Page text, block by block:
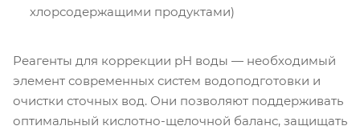
хлорсодержащими продуктами)
Реагенты для коррекции pH воды — необходимый
элемент современных систем водоподготовки и
очистки сточных вод. Они позволяют поддерживать
оптимальный кислотно-щелочной баланс, защищать